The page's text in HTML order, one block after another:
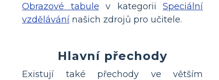
Obrazové tabule v kategorii Speciální
vzdělávání našich zdrojů pro učitele.
Hlavní přechody
Existují také přechody ve větším